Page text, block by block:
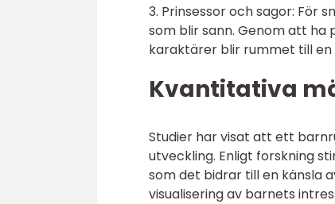
3. Prinsessor och sagor: För
som blir sann. Genom att ha
karaktärer blir rummet till
Kvantitativa
Studier har visat att ett
utveckling. Enligt forskning
som det bidrar till en känsla
visualisering av barnets